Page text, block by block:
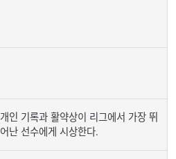
개인 기록과 활약상이 리그에서 가장 뛰
어난 선수에게 시상한다.